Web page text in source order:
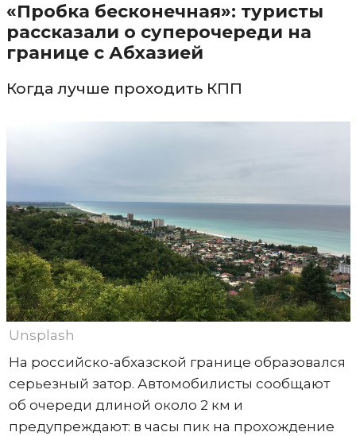
«Пробка бесконечная»: туристы
рассказали о суперочереди на
границе с Абхазией
Когда лучше проходить КПП
Unsplash
На российско-абхазской границе образовался
серьезный затор. Автомобилисты сообщают
об очереди длиной около 2 км и
предупреждают: в часы пик на прохождение